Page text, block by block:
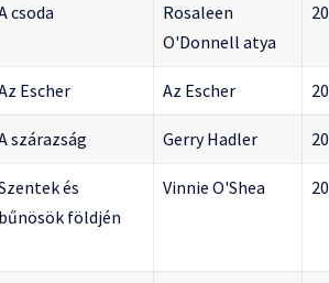
csoda
Rosaleen
O'Donnell atya
Escher Az Escher
szárazság Gerry Hadler
és
bűnösök földjén
Vinnie O'Shea